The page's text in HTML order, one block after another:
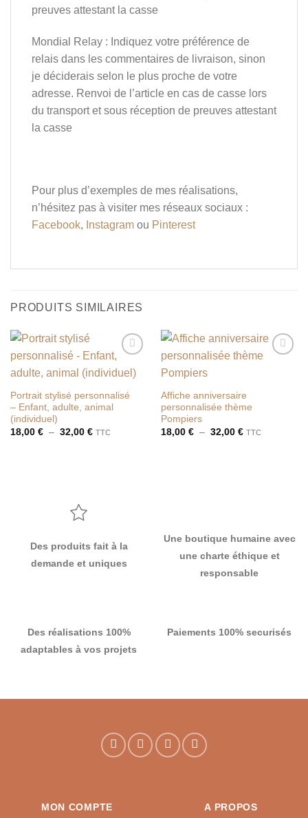
preuves attestant la casse
Mondial Relay : Indiquez votre préférence de
relais dans les commentaires de livraison, sinon
je déciderais selon le plus proche de votre
adresse. Renvoi de l’article en cas de casse lors
du transport et sous réception de preuves attestant
la casse
Pour plus d’exemples de mes réalisations,
n’hésitez pas à visiter mes réseaux sociaux :
Facebook, Instagram ou Pinterest
PRODUITS SIMILAIRES
à la liste
souhaits
Portrait stylisé personnalisé
– Enfant, adulte, animal
(individuel)
18,00 € – 32,00 €Plage
TTC
Affiche anniversaire
personnalisée thème
Pompiers
18,00 € – 32,00 €Plage
TTC
Des produits fait à la
demande et uniques
Une boutique humaine avec
une charte éthique et
responsable
Des réalisations 100%
adaptables à vos projets
Paiements 100% securisés
MON COMPTE A PROPOS